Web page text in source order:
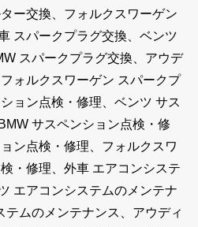
ー交換、フォルクスワーゲン
スパークプラグ交換、ベンツ
スパークプラグ交換、アウデ
ォルクスワーゲン スパークプ
ョン点検・修理、ベンツ サス
サスペンション点検・修
ン点検・修理、フォルクスワ
・修理、外車 エアコンシステ
エアコンシステムのメンテナ
テムのメンテナンス、アウディ